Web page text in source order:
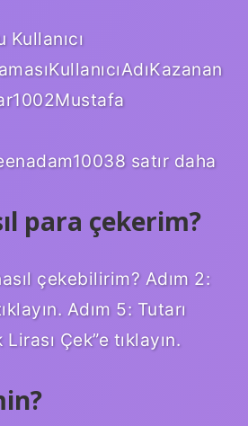
Kullanıcı
satır daha
para çekerim?
çekebilirim? Adım 2:
Adım 5: Tutarı
Çek”e tıklayın.